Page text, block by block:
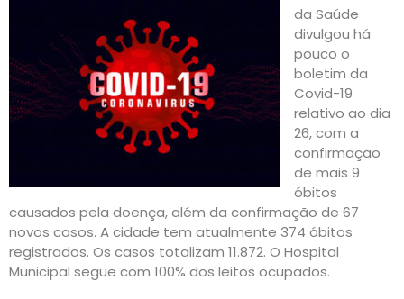
da Saúde
divulgou há
pouco o
boletim da
Covid-19
relativo ao dia
26, com a
confirmação
de mais 9
óbitos
causados pela doença, além da confirmação de 67
novos casos. A cidade tem atualmente 374 óbitos
registrados. Os casos totalizam 11.872. O Hospital
Municipal segue com 100% dos leitos ocupados.